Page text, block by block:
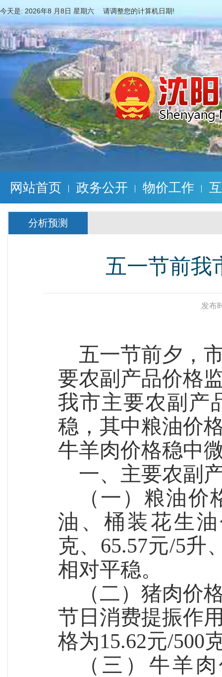
今天是: 2026年8 月8日 星期六 请调整您的计算机日期!
网站首页 政务公开 物价工作
分析预测
五一节前我
发布
五一节前夕，
要农副产品价格
我市主要农副产
稳， 其中粮油价
牛羊肉价格稳中
一、主要农副
（一）粮油价
油、桶装花生
克、65.57元/5升
相对平稳。
（二）猪肉价
节日消费提振作
格为15.62元/500
（三）牛羊